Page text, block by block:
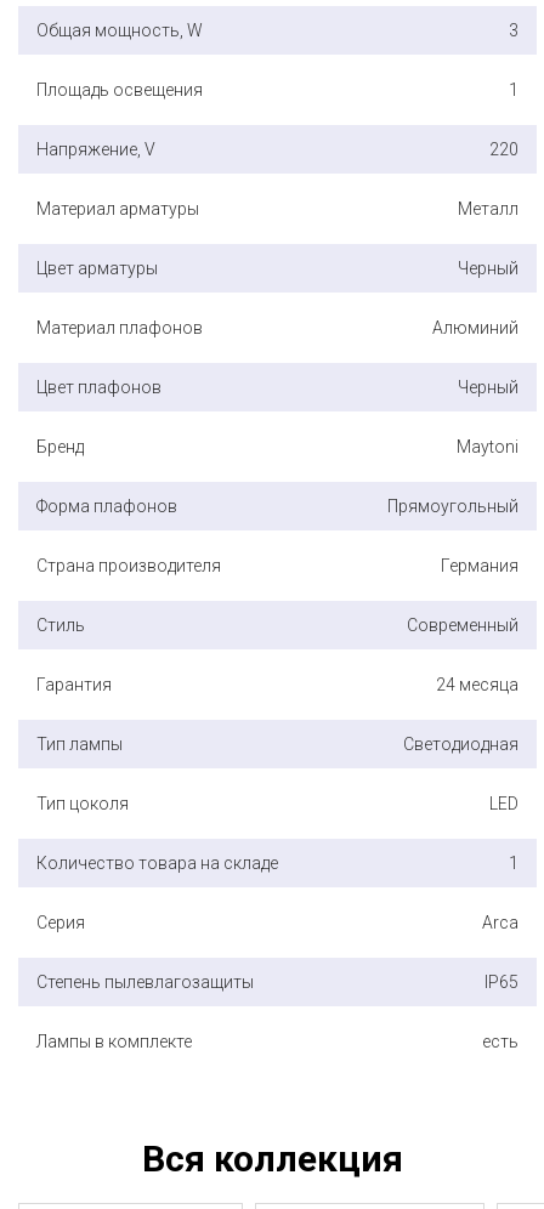
Общая мощность, W 3
Площадь освещения 1
Напряжение, V 220
Материал арматуры Металл
Цвет арматуры Черный
Материал плафонов Алюминий
Цвет плафонов Черный
Бренд Maytoni
Форма плафонов Прямоугольный
Страна производителя Германия
Стиль Современный
Гарантия 24 месяца
Тип лампы Светодиодная
Тип цоколя LED
Количество товара на складе 1
Серия Arca
Степень пылевлагозащиты IP65
Лампы в комплекте есть
Вся коллекция